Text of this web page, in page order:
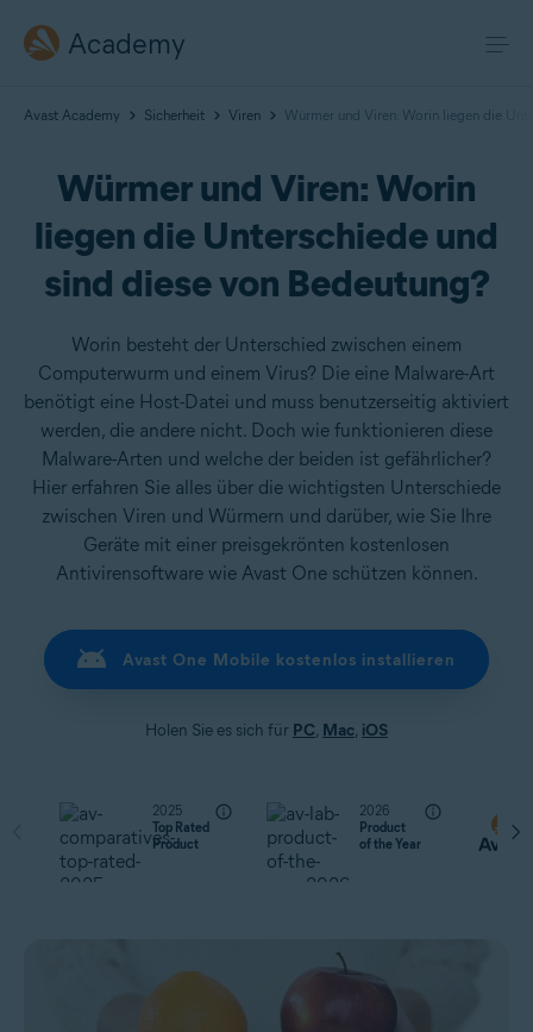
Academy
Avast Academy Sicherheit Viren Würmer und Viren: Worin liegen die
Würmer und Viren: Worin
liegen die Unterschiede und
sind diese von Bedeutung?
Worin besteht der Unterschied zwischen einem
Computerwurm und einem Virus? Die eine Malware-Art
benötigt eine Host-Datei und muss benutzerseitig aktiviert
werden, die andere nicht. Doch wie funktionieren diese
Malware-Arten und welche der beiden ist gefährlicher?
Hier erfahren Sie alles über die wichtigsten Unterschiede
zwischen Viren und Würmern und darüber, wie Sie Ihre
Geräte mit einer preisgekrönten kostenlosen
Antivirensoftware wie Avast One schützen können.
Avast One Mobile kostenlos installieren
Holen Sie es sich für PC, Mac, iOS
2025
Top Rated
Product
2026
Product
of the Year